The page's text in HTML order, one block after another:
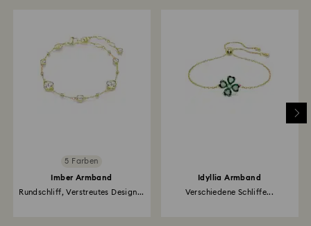
5 Farben
Imber Armband
Rundschliff, Verstreutes Design...
Idyllia Armband
Verschiedene Schliffe...